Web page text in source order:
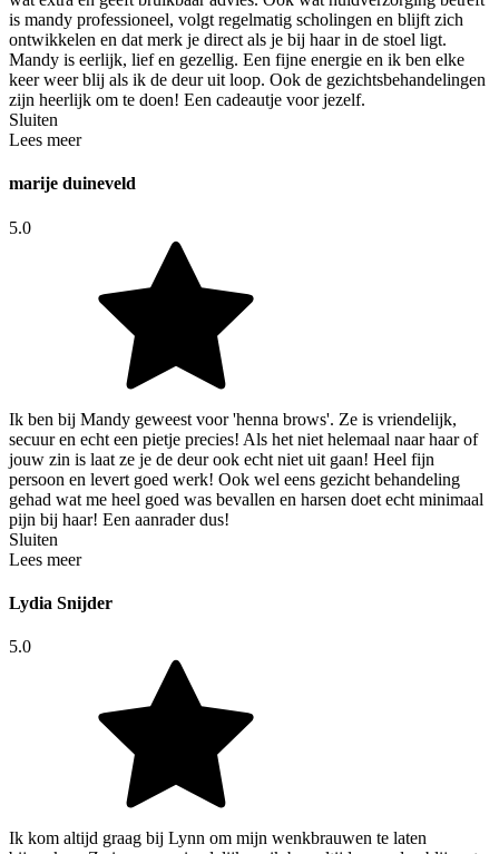
is mandy professioneel, volgt regelmatig scholingen en blijft zich
ontwikkelen en dat merk je direct als je bij haar in de stoel ligt.
Mandy is eerlijk, lief en gezellig. Een fijne energie en ik ben elke
keer weer blij als ik de deur uit loop. Ook de gezichtsbehandelingen
zijn heerlijk om te doen! Een cadeautje voor jezelf.
Sluiten
Lees meer
marije duineveld
5.0
Ik ben bij Mandy geweest voor 'henna brows'. Ze is vriendelijk,
secuur en echt een pietje precies! Als het niet helemaal naar haar of
jouw zin is laat ze je de deur ook echt niet uit gaan! Heel fijn
persoon en levert goed werk! Ook wel eens gezicht behandeling
gehad wat me heel goed was bevallen en harsen doet echt minimaal
pijn bij haar! Een aanrader dus!
Sluiten
Lees meer
Lydia Snijder
5.0
Ik kom altijd graag bij Lynn om mijn wenkbrauwen te laten